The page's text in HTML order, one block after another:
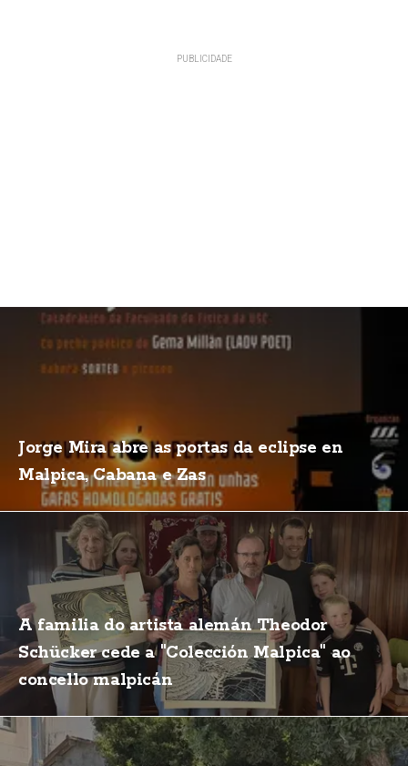
Jorge Mira abre as portas da eclipse en
Malpica, Cabana e Zas
A familia do artista alemán Theodor
Schücker cede a "Colección Malpica" ao
concello malpicán